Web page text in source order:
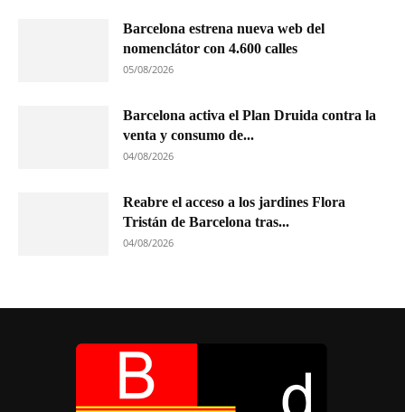
Barcelona estrena nueva web del
nomenclátor con 4.600 calles
05/08/2026
Barcelona activa el Plan Druida contra la
venta y consumo de...
04/08/2026
Reabre el acceso a los jardines Flora
Tristán de Barcelona tras...
04/08/2026